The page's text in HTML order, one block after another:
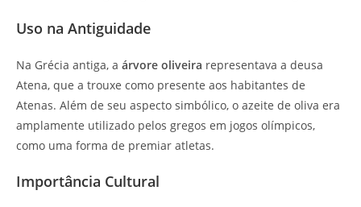
Uso na Antiguidade
Na Grécia antiga, a árvore oliveira representava a deusa
Atena, que a trouxe como presente aos habitantes de
Atenas. Além de seu aspecto simbólico, o azeite de oliva era
amplamente utilizado pelos gregos em jogos olímpicos,
como uma forma de premiar atletas.
Importância Cultural